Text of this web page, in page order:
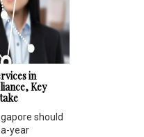
in
Key
should
year